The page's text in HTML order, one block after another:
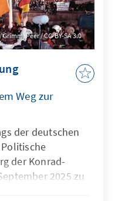
Peer / CC-BY-SA 3.0
Weg zur
der deutschen
der Konrad-
2025 zu